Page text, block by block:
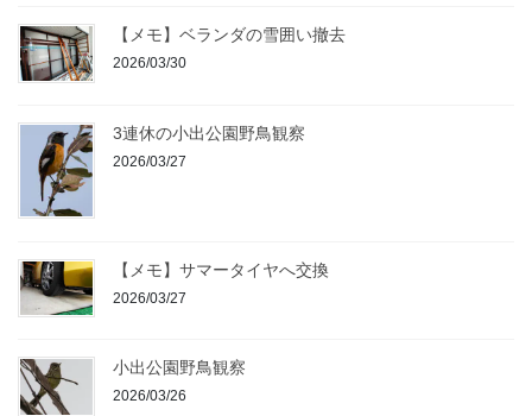
【メモ】ベランダの雪囲い撤去
2026/03/30
3連休の小出公園野鳥観察
2026/03/27
【メモ】サマータイヤへ交換
2026/03/27
小出公園野鳥観察
2026/03/26